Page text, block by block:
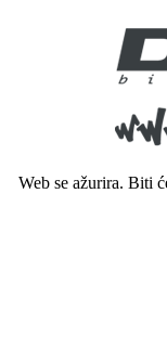
Web se ažurira. Biti